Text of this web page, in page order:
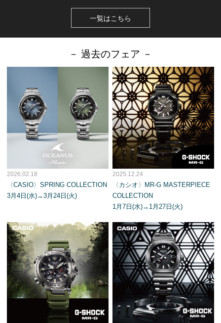
一覧はこちら
－ 過去のフェア －
2026.02.18
〈CASIO〉SPRING COLLECTION
3月4日(水)→3月24日(火)
2025.12.24
〈カシオ〉MR-G MASTERPIECE
COLLECTION
1月7日(水)→1月27日(火)